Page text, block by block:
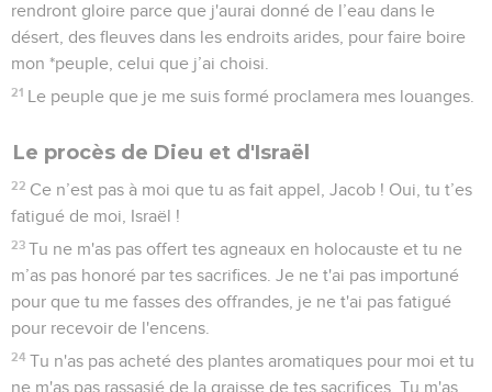
rendront gloire parce que j'aurai donné de l’eau dans le
désert, des fleuves dans les endroits arides, pour faire boire
mon *peuple, celui que j’ai choisi.
21 Le peuple que je me suis formé proclamera mes louanges.
Le procès de Dieu et d'Israël
22 Ce n’est pas à moi que tu as fait appel, Jacob ! Oui, tu t’es
fatigué de moi, Israël !
23 Tu ne m'as pas offert tes agneaux en holocauste et tu ne
m’as pas honoré par tes sacrifices. Je ne t'ai pas importuné
pour que tu me fasses des offrandes, je ne t'ai pas fatigué
pour recevoir de l'encens.
24 Tu n'as pas acheté des plantes aromatiques pour moi et tu
ne m'as pas rassasié de la graisse de tes sacrifices. Tu m'as